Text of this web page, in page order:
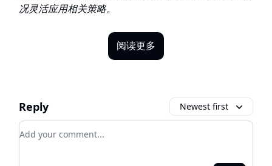
况灵活应用相关策略。
阅读更多
Reply Newest first
Add your comment